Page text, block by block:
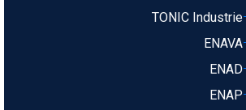
TONIC Industrie
ENAVA
ENAD
ENAP